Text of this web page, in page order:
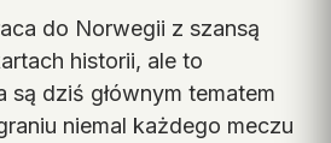
do Norwegii z szansą
historii, ale to
są dziś głównym tematem
niemal każdego meczu